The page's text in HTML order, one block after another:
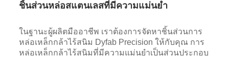
ชิ้นส่วนหล่อสแตนเลสที่มีความแม่นยำ
ในฐานะผู้ผลิตมืออาชีพ เราต้องการจัดหาชิ้นส่วนการ
หล่อเหล็กกล้าไร้สนิม Dyfab Precision ให้กับคุณ การ
หล่อเหล็กกล้าไร้สนิมที่มีความแม่นยำเป็นส่วนประกอบ